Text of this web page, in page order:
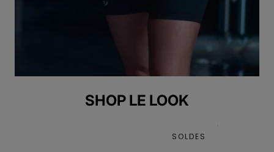
SHOP LE LOOK
SOLDES